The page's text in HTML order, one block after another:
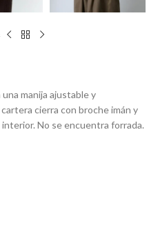
manija ajustable y
cierra con broche imán y
No se encuentra forrada.